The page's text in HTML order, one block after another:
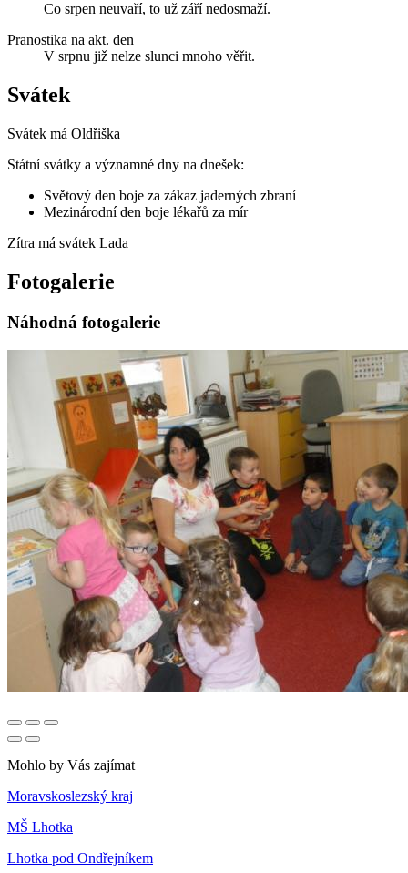
Co srpen neuvaří, to už září nedosmaží.
Pranostika na akt. den
V srpnu již nelze slunci mnoho věřit.
Svátek
Svátek má Oldřiška
Státní svátky a významné dny na dnešek:
Světový den boje za zákaz jaderných zbraní
Mezinárodní den boje lékařů za mír
Zítra má svátek Lada
Fotogalerie
Náhodná fotogalerie
Mohlo by Vás zajímat
Moravskoslezský kraj
MŠ Lhotka
Lhotka pod Ondřejníkem